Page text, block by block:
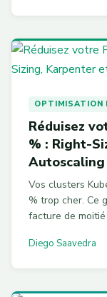
OPTIMISATION
Réduisez
% : Right-
Autoscaling
Vos clusters
% trop cher. Ce
facture de
prêtes à l'emploi
Diego Saavedra